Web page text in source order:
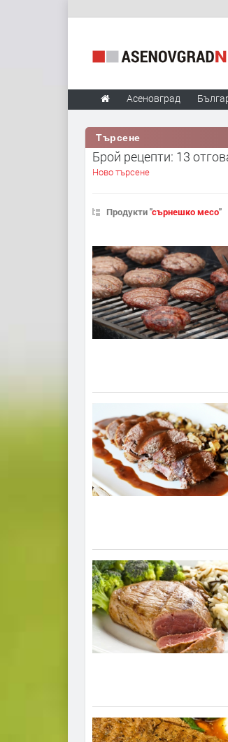
Асеновград
Търсене
Брой рецепти: 13
Ново търсене
Продукти "сърнешко месо"